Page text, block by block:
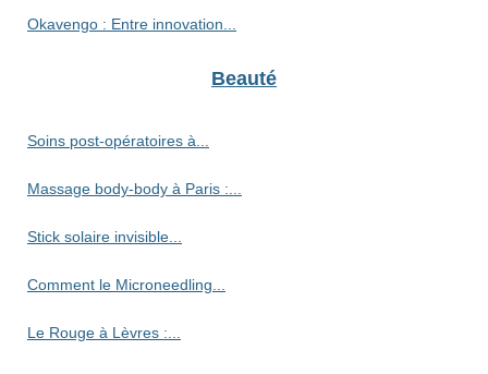
Okavengo : Entre innovation...
Beauté
Soins post-opératoires à...
Massage body-body à Paris :...
Stick solaire invisible...
Comment le Microneedling...
Le Rouge à Lèvres :...